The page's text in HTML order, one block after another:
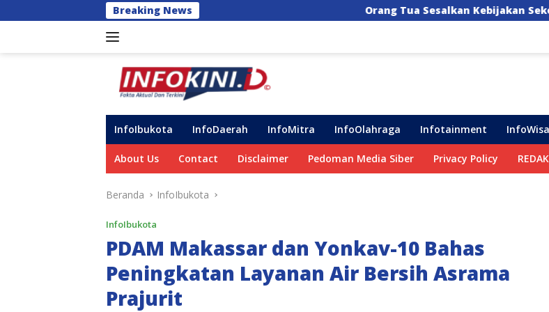
ke
Breaking News Orang Tua Sesalkan Kebijakan Sekolah yang
InfoIbukota InfoDaerah InfoMitra InfoOlahraga Infotainment
About Us Contact Disclaimer Pedoman Media Siber Privacy Policy
Beranda InfoIbukota
InfoIbukota
PDAM Makassar dan Yonkav-10 Bahas
Peningkatan Layanan Air Bersih Asrama
Prajurit